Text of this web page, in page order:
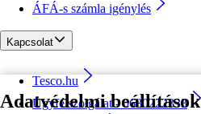
Adatvédelmi beállítások
ÁFÁ-s számla igénylés
Kapcsolat
Tesco.hu
Ügyfélszolgálat - 0680222333